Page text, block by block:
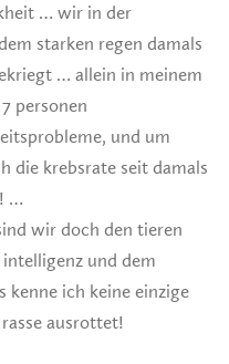
… wir in der
starken regen damals
… allein in meinem
personen
und um
die krebsrate seit damals
…
wir doch den tieren
und dem
ich keine einzige
ausrottet!